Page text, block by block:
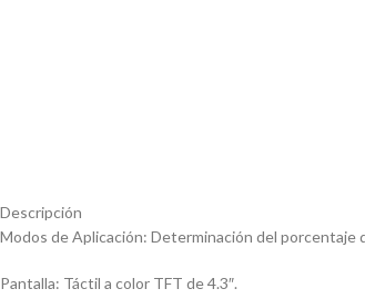
Descripción
Modos de Aplicación: Determinación del porcentaje
Pantalla: Táctil a color TFT de 4.3″.